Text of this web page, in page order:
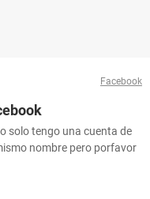
Facebook
solo tengo una cuenta de
nombre pero porfavor